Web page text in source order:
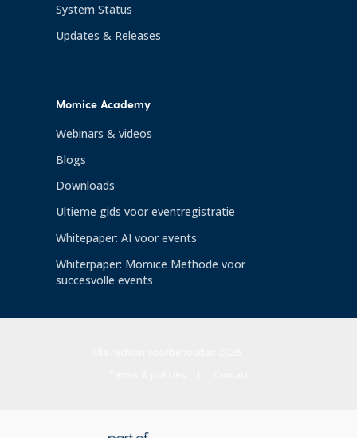
System Status
Updates & Releases
Momice Academy
Webinars & videos
Blogs
Downloads
Ultieme gids voor eventregistratie
Whitepaper: AI voor events
Whiterpaper: Momice Methode voor
succesvolle events